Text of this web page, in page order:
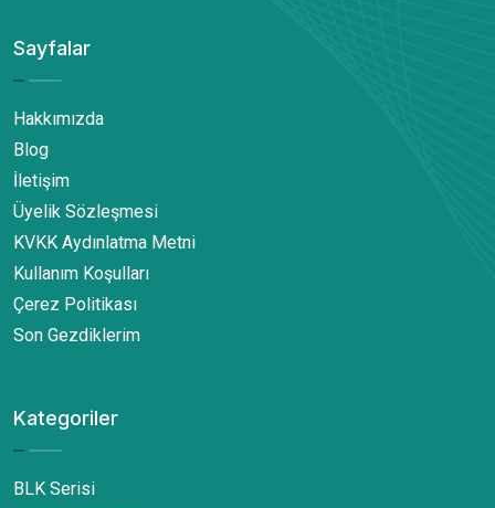
Sayfalar
Hakkımızda
Blog
İletişim
Üyelik Sözleşmesi
KVKK Aydınlatma Metni
Kullanım Koşulları
Çerez Politikası
Son Gezdiklerim
Kategoriler
BLK Serisi